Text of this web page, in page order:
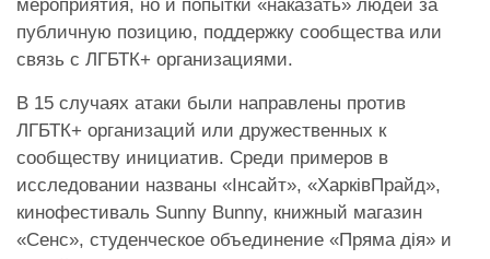
мероприятия, но и попытки «наказать» людей за
публичную позицию, поддержку сообщества или
связь с ЛГБТК+ организациями.
В 15 случаях атаки были направлены против
ЛГБТК+ организаций или дружественных к
сообществу инициатив. Среди примеров в
исследовании названы «Інсайт», «ХарківПрайд»,
кинофестиваль Sunny Bunny, книжный магазин
«Сенс», студенческое объединение «Пряма дія» и